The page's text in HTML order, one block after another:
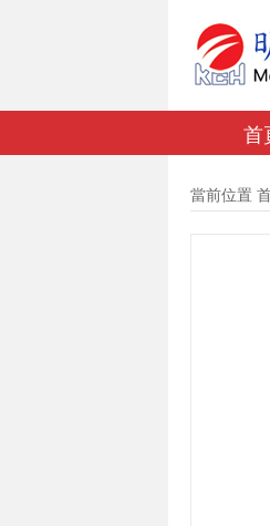
首
當前位置